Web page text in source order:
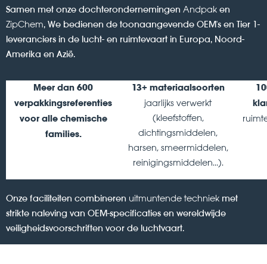
Samen met onze dochterondernemingen Andpak en
ZipChem, We bedienen de toonaangevende OEM's en Tier 1-
leveranciers in de lucht- en ruimtevaart in Europa, Noord-
Amerika en Azië.
Meer dan 600
verpakkingsreferenties
voor alle chemische
families.
13+ materiaalsoorten
jaarlijks verwerkt
(kleefstoffen,
dichtingsmiddelen,
harsen, smeermiddelen,
reinigingsmiddelen...).
Onze faciliteiten combineren uitmuntende techniek met
strikte naleving van OEM-specificaties en wereldwijde
veiligheidsvoorschriften voor de luchtvaart.